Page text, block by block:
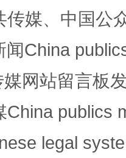
藏房 除了
传媒、中国公
闻China
网站留言板
China publics
legal